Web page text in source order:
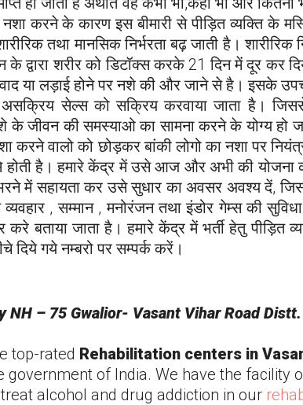
करने के कारण इस बीमारी से पीड़ित व्यक्ति के
तथा मानसिक निर्भरता बढ़ जाती है। शारीरिक
द्वारा शरीर को डिटॉक्स करके 21 दिन में दूर कर
या लड़ाई होने पर नशे की और जाने से है। इसके उपचार
के असक्रिय सेल्स को सक्रिय करवाया जाता है।
के जीवन की समस्याओ का सामना करने के योग्य हो
करने वालो को छोड़कर बांकी लोगो का नशा पर
होती है। हमारे केंद्र में उसे आज और अभी की योजना
में सहायता कर उसे सुधार का अवसर अवश्य दें,
, सम्मान , मनोरंजन तथा इंडोर गेम्स की
करे बताया जाता है। हमारे केंद्र में भर्ती हेतु पीड़ित
दिये गये नम्बरो पर सम्पर्क करें।
NH – 75 Gwalior- Vasant ViharRoad
top-rated Rehabilitation centers in
government of India. We have the facility
alcohol and drug addiction in our